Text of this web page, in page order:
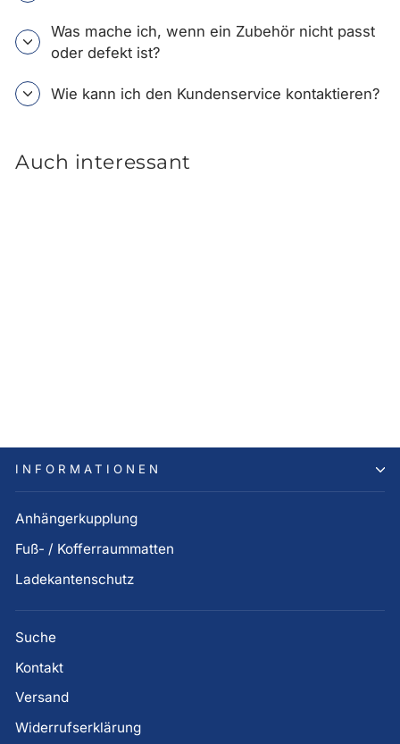
Was mache ich, wenn ein Zubehör nicht passt
oder defekt ist?
Wie kann ich den Kundenservice kontaktieren?
Auch interessant
INFORMATIONEN
Anhängerkupplung
Fuß- / Kofferraummatten
Ladekantenschutz
Suche
Kontakt
Versand
Widerrufserklärung